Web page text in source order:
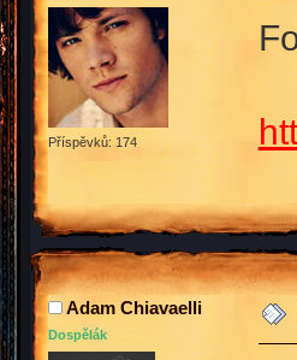
Příspěvků: 174
Adam Chiavaelli
Dospělák